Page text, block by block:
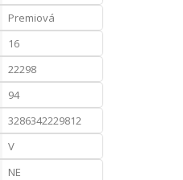
Premiová
16
22298
94
3286342229812
V
NE